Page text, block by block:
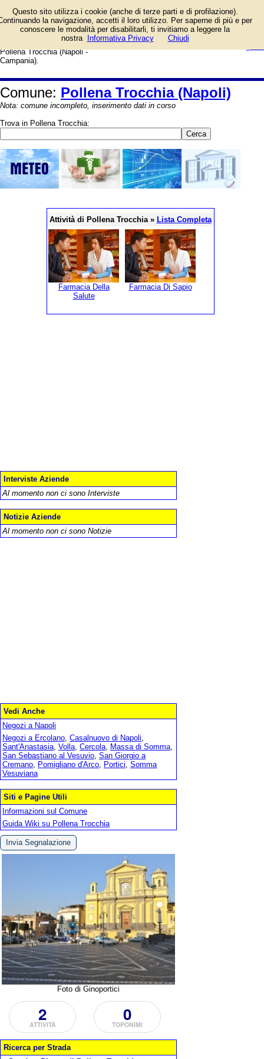
e dei fornitori di servizi e prodotti.
Offerte speciali e notizie di
negozi, aziende, artigiani e
professionisti. Guida web alla città di
Pollena Trocchia (Napoli -
Campania).
Comune: Pollena Trocchia (Napoli)
Nota: comune incompleto, inserimento dati in corso
Trova in Pollena Trocchia:
Attività di Pollena Trocchia » Lista Completa
Farmacia Della
Salute
Farmacia Di Sapio
Interviste Aziende
Al momento non ci sono Interviste
Notizie Aziende
Al momento non ci sono Notizie
Vedi Anche
Negozi a Napoli
Negozi a Ercolano, Casalnuovo di Napoli,
Sant'Anastasia, Volla, Cercola, Massa di Somma,
San Sebastiano al Vesuvio, San Giorgio a
Cremano, Pomigliano d'Arco, Portici, Somma
Vesuviana
Siti e Pagine Utili
Informazioni sul Comune
Guida Wiki su Pollena Trocchia
Invia Segnalazione
Foto di Ginoportici
2
ATTIVITÀ 0
TOPONIMI
Ricerca per Strada
Questo sito utilizza i cookie (anche di terze parti e di profilazione).
la navigazione, accetti il loro utilizzo. Per saperne di più e per
conoscere le modalità per disabilitarli, ti invitiamo a leggere la
nostra
Informativa Privacy Chiudi